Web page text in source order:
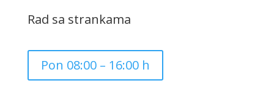
Rad sa strankama
Pon 08:00 – 16:00 h